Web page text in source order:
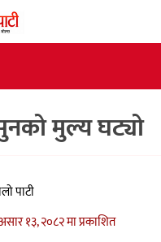
मुल्य घट्यो
पाटी
१३, २०८२ मा प्रकाशित